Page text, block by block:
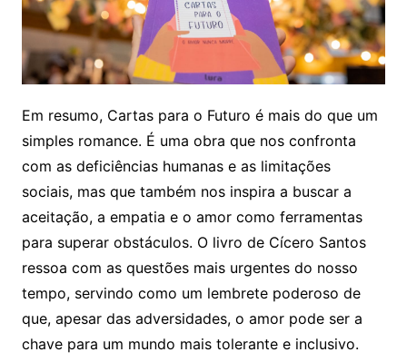
Em resumo, Cartas para o Futuro é mais do que um
simples romance. É uma obra que nos confronta
com as deficiências humanas e as limitações
sociais, mas que também nos inspira a buscar a
aceitação, a empatia e o amor como ferramentas
para superar obstáculos. O livro de Cícero Santos
ressoa com as questões mais urgentes do nosso
tempo, servindo como um lembrete poderoso de
que, apesar das adversidades, o amor pode ser a
chave para um mundo mais tolerante e inclusivo.